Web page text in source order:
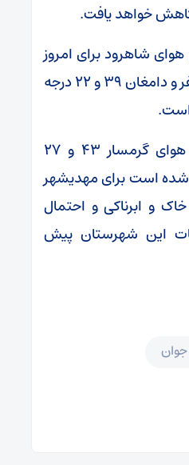
خواهد یافت.
شاهرود برای امروز
۳۷ و ۲۱ درجه بالای صفر و دامغان ۳۹ و ۲۲ درجه
است.
بیشینه کمینه دمای هوای گرمسار ۴۳ و ۲۷
شده است برای مهدیشهر
و ابرناکی و احتمال
این شهرستان پیش